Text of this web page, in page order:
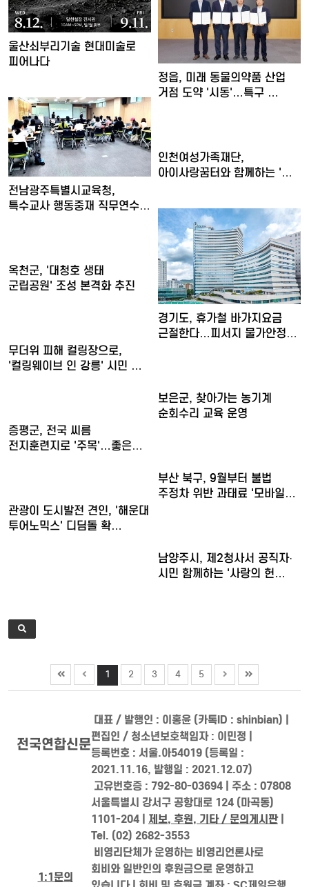
울산쇠부리기술 현대미술로
피어나다
정읍, 미래 동물의약품 산업
거점 도약 '시동'…특구 …
전남광주특별시교육청,
특수교사 행동중재 직무연수
인천여성가족재단,
아이사랑꿈터와 함께하는 '놀
경기도, 휴가철 바가지요금
근절한다…피서지 물가안정
옥천군, '대청호 생태
군립공원' 조성 본격화 추진
무더위 피해 컬링장으로,
'컬링웨이브 인 강릉' 시민 …
보은군, 찾아가는 농기계
순회수리 교육 운영
증평군, 전국 씨름
전지훈련지로 '주목'…좋은
부산 북구, 9월부터 불법
주정차 위반 과태료 '모바일…
관광이 도시발전 견인, '해운대
투어노믹스' 디딤돌 확…
남양주시, 제2청사서 공직자·
시민 함께하는 '사랑의 헌…
1 2 3 4 5
전국연합신문
대표 / 발행인 : 이홍윤 (카톡ID : shinbian) |
편집인 / 청소년보호책임자 : 이민정 |
등록번호 : 서울.아54019 (등록일 :
2021.11.16, 발행일 : 2021.12.07)
고유번호증 : 792-80-03694 | 주소 : 07808
서울특별시 강서구 공항대로 124 (마곡동)
1101-204 | 제보, 후원, 기타 / 문의게시판|
Tel. (02) 2682-3553
1:1문의
비영리단체가 운영하는 비영리언론사로
회비와 일반인의 후원금으로 운영하고